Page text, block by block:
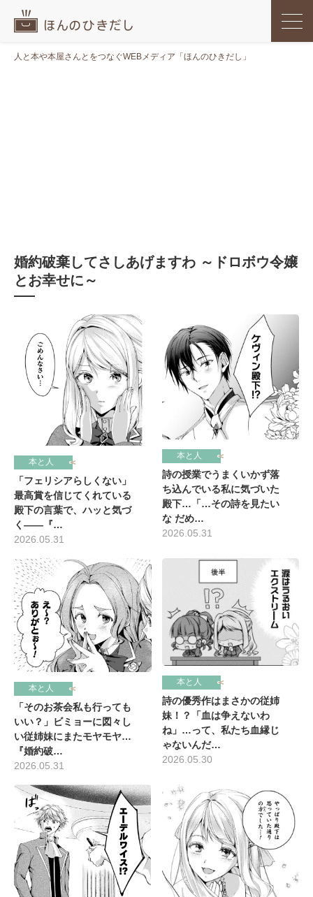
人と本や本屋さんとをつなぐWEBメディア「ほんのひきだし」
婚約破棄してさしあげますわ ～ドロボウ令嬢
とお幸せに～
本と人
「フェリシアらしくない」
最高賞を信じてくれている
殿下の言葉で、ハッと気づ
く――『…
2026.05.31
本と人
詩の授業でうまくいかず落
ち込んでいる私に気づいた
殿下…「…その詩を見たい
な だめ…
2026.05.31
本と人
「そのお茶会私も行っても
いい？」ビミョーに図々し
い従姉妹にまたモヤモヤ…
『婚約破…
2026.05.31
本と人
詩の優秀作はまさかの従姉
妹！？「血は争えないわ
ね」…って、私たち血縁じ
ゃないんだ…
2026.05.30